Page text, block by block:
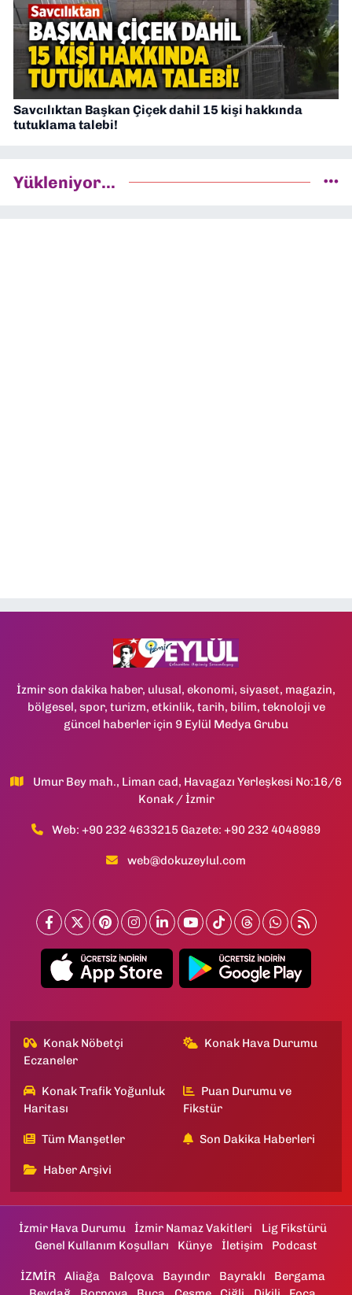
Savcılıktan Başkan Çiçek dahil 15 kişi hakkında
tutuklama talebi!
Yükleniyor...
İzmir son dakika haber, ulusal, ekonomi, siyaset, magazin,
bölgesel, spor, turizm, etkinlik, tarih, bilim, teknoloji ve
güncel haberler için 9 Eylül Medya Grubu
Umur Bey mah., Liman cad, Havagazı Yerleşkesi No:16/6
Konak / İzmir
Web: +90 232 4633215 Gazete: +90 232 4048989
web@dokuzeylul.com
Konak Nöbetçi
Eczaneler
Konak Hava Durumu
Konak Trafik Yoğunluk
Haritası
Puan Durumu ve
Fikstür
Tüm Manşetler Son Dakika Haberleri
Haber Arşivi
İzmir Hava Durumu İzmir Namaz Vakitleri
Lig Fikstürü
Genel Kullanım Koşulları
Künye İletişim Podcast
İZMİR Aliağa Balçova Bayındır Bayraklı
Bergama